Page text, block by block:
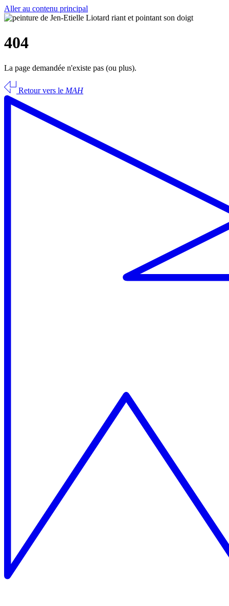
Aller au contenu principal
404
La page demandée n'existe pas (ou plus).
Retour vers le MAH